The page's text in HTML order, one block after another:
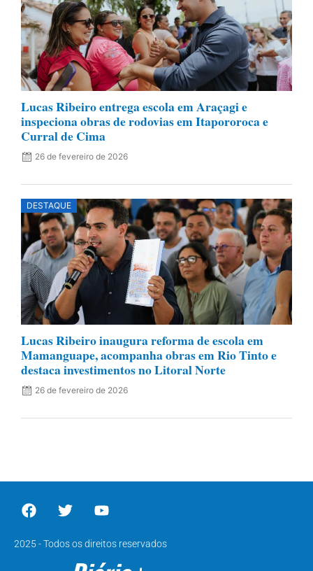
Lucas Ribeiro entrega escola em Araçagi e
inspeciona obras de rodovias em Itapororoca e
Curral de Cima
26 de fevereiro de 2026
DESTAQUE
Lucas Ribeiro inaugura reforma de escola em
Mamanguape, acompanha obras em Rio Tinto e
destaca investimentos no Litoral Norte
26 de fevereiro de 2026
2025 - Todos os direitos reservados